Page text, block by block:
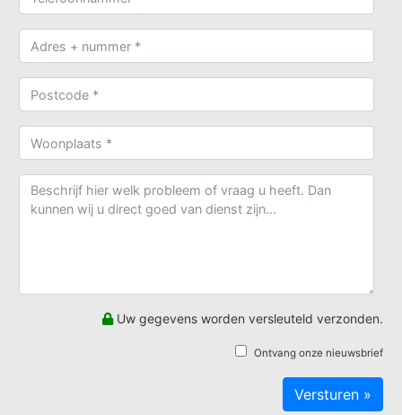
Uw gegevens worden versleuteld verzonden.
Ontvang onze nieuwsbrief